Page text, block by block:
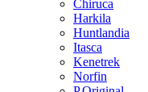
Chiruсa
Harkila
Huntlandia
Itasca
Kenetrek
Norfin